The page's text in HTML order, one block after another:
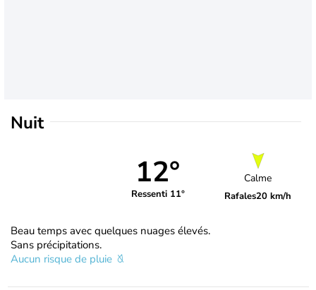
Nuit
12°
Ressenti 11°
Calme
Rafales20 km/h
Beau temps avec quelques nuages élevés.
Sans précipitations.
Aucun risque de pluie